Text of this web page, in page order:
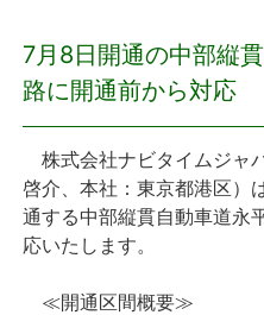
プレスリリース
プレスリリース
おしらせ
7月8日開通の中部縦
路に開通前から対応
株式会社ナビタイムジャ
啓介、本社：東京都港区）
通する中部縦貫自動車道永
応いたします。
≪開通区間概要≫